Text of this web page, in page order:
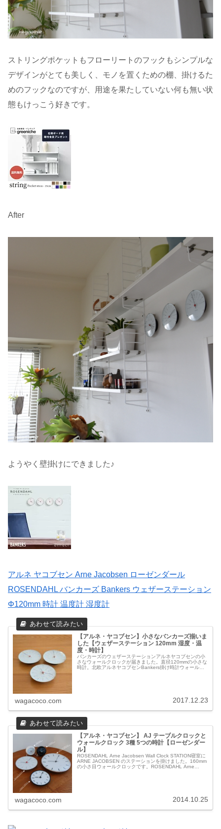
ストリングポケットもフローリートのフックもシンプルな
デザインがとても美しく、モノを置くための棚、掛けるた
めのフックなのですが、用途を果たしていない何も無い状
態もけっこう好きです。
After
ようやく壁掛けにできました♪
アルネ ヤコブセン Arne Jacobsen ローゼンダール
ROSENDAHL バンカーズ Bankers ウェザーステーション
Φ120mm 時計 温度計 湿度計
【アルネ・ヤコブセン】小さなバンカーズ揃いま
した【ウェザーステーション 120mm 湿度・温
度・時計】
バンカーズのウェザーステーションアルネヤコブセンの小
さなウォールクロックが届きました。直径120mmの小さな
時計。北欧アルネヤコブセンBankers掛け時計ウォールク
wagacoco.com 2017.12.23
【アルネ・ヤコブセン】 AJ テーブルクロックと
ウォールクロック 3種 5つの時計【ローゼンダー
ル】
ROSENDAHL Arne Jacobsen Wall Clock STATION寝室に
ARNE JACOBSEN のステーションを掛けました。160mm
の小さ目ウォールクロックです。ROSENDAHL Arne
wagacoco.com 2014.10.25